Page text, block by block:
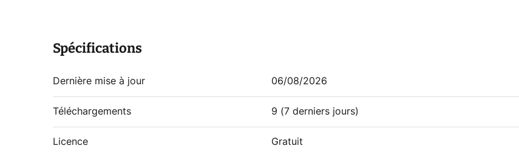
Spécifications
Dernière mise à jour 06/08/2026
Téléchargements 9 (7 derniers jours)
Licence Gratuit